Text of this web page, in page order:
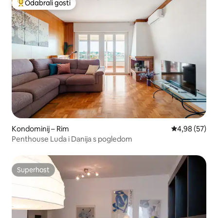
Među najviše rangiranima s oznakom „Odabrali gosti”
Odabrali gosti
Kondominij – Rim Prosječna
4,98 (57)
Penthouse Luda i Danija s pogledom
Superhost
Superhost